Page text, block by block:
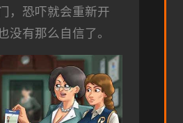
，恐吓就会重新开
没有那么自信了。